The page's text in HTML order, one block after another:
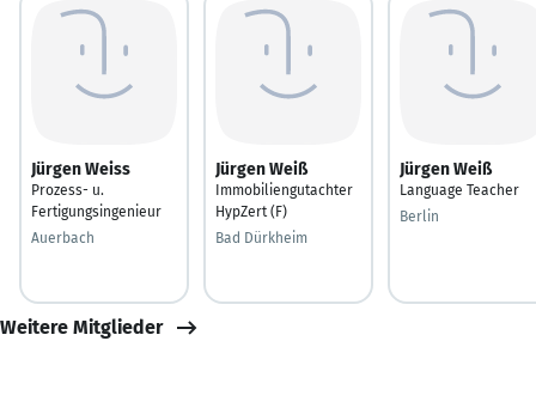
Jürgen Weiss
Prozess- u.
Fertigungsingenieur
Auerbach
Jürgen Weiß
Immobiliengutachter
HypZert (F)
Bad Dürkheim
Jürgen Weiß
Language Teacher
Berlin
Weitere Mitglieder